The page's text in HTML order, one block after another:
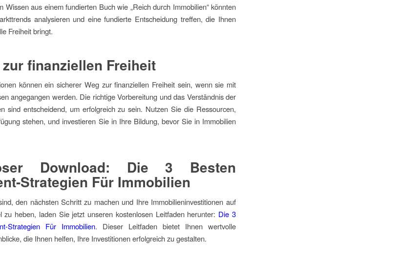
Wissen aus einem fundierten Buch wie „Reich durch Immobilien“ könnten
analysieren und eine fundierte Entscheidung treffen, die Ihnen
Freiheit bringt.
zur finanziellen Freiheit
können ein sicherer Weg zur finanziellen Freiheit sein, wenn sie mit
angegangen werden. Die richtige Vorbereitung und das Verständnis der
sind entscheidend, um erfolgreich zu sein. Nutzen Sie die Ressourcen,
stehen, und investieren Sie in Ihre Bildung, bevor Sie in Immobilien
Download: Die 3 Besten
Strategien Für Immobilien
den nächsten Schritt zu machen und Ihre Immobilieninvestitionen auf
zu heben, laden Sie jetzt unseren kostenlosen Leitfaden herunter: Die 3
Strategien Für Immobilien. Dieser Leitfaden bietet Ihnen wertvolle
die Ihnen helfen, Ihre Investitionen erfolgreich zu gestalten.